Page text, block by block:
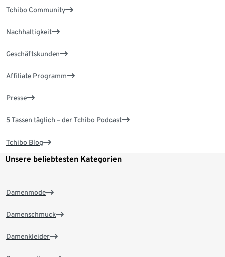
Tchibo Community
Nachhaltigkeit
Geschäftskunden
Affiliate Programm
Presse
5 Tassen täglich – der Tchibo Podcast
Tchibo Blog
Unsere beliebtesten Kategorien
Damenmode
Damenschmuck
Damenkleider